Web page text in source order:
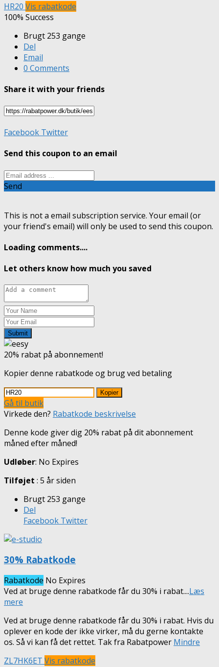
HR20 Vis rabatkode
100% Success
Brugt 253 gange
Del
Email
0 Comments
Share it with your friends
Facebook Twitter
Send this coupon to an email
Send
This is not a email subscription service. Your email (or
your friend's email) will only be used to send this coupon.
Loading comments....
Let others know how much you saved
Submit
20% rabat på abonnement!
Kopier denne rabatkode og brug ved betaling
Kopier
Gå til butik
Virkede den? Rabatkode beskrivelse
Denne kode giver dig 20% rabat på dit abonnement
måned efter måned!
Udløber: No Expires
Tilføjet : 5 år siden
Brugt 253 gange
Del
Facebook Twitter
30% Rabatkode
Rabatkode No Expires
Ved at bruge denne rabatkode får du 30% i rabat....Læs
mere
Ved at bruge denne rabatkode får du 30% i rabat. Hvis du
oplever en kode der ikke virker, må du gerne kontakte
os. Så vi kan få det rettet. Tak fra Rabatpower Mindre
ZL7HK6ET Vis rabatkode